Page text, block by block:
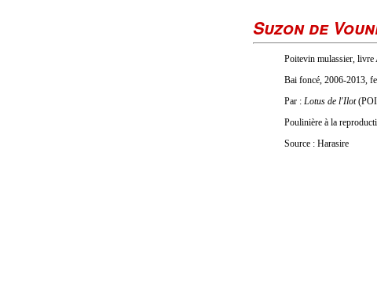
Suzon de
Poitevin mulassier, livre
Bai foncé, 2006-2013,
Par : Lotus de l'Ilot
Poulinière à la
Source : Harasire